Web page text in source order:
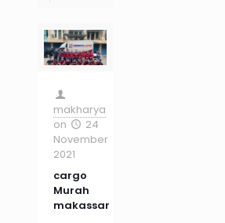
makharya
on
24
November
2021
cargo
Murah
makassar